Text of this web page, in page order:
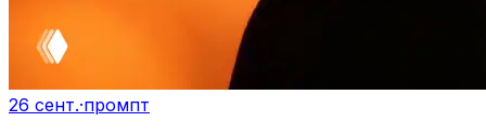
26 сент.·промпт